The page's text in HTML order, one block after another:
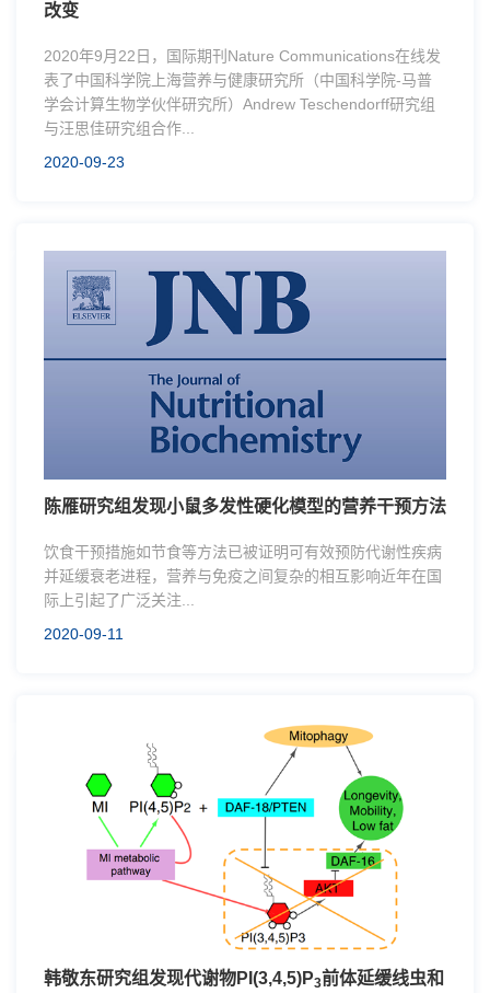
改变
2020年9月22日，国际期刊Nature Communications在线发
表了中国科学院上海营养与健康研究所（中国科学院-马普
学会计算生物学伙伴研究所）Andrew Teschendorff研究组
与汪思佳研究组合作...
2020-09-23
陈雁研究组发现小鼠多发性硬化模型的营养干预方法
饮食干预措施如节食等方法已被证明可有效预防代谢性疾病
并延缓衰老进程，营养与免疫之间复杂的相互影响近年在国
际上引起了广泛关注...
2020-09-11
韩敬东研究组发现代谢物PI(3,4,5)P3前体延缓线虫和